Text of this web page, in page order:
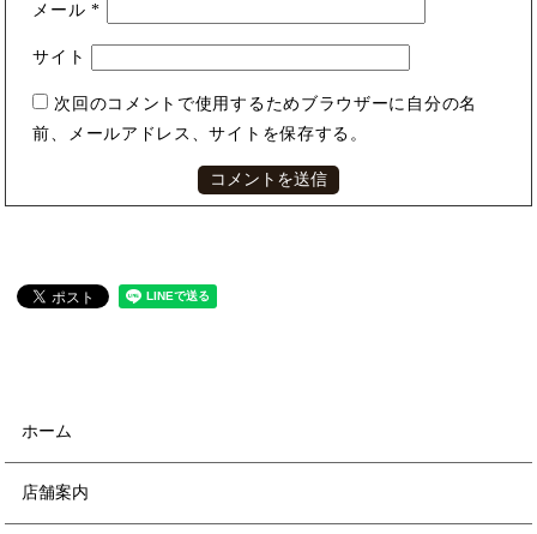
メール*
サイト
次回のコメントで使用するためブラウザーに自分の名
前、メールアドレス、サイトを保存する。
ホーム
店舗案内